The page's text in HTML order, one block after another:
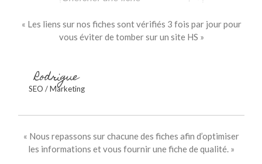
« Les liens sur nos fiches sont vérifiés 3 fois par jour pour
vous éviter de tomber sur un site HS »
Rodrigue
SEO / Marketing
« Nous repassons sur chacune des fiches afin d’optimiser
les informations et vous fournir une fiche de qualité. »